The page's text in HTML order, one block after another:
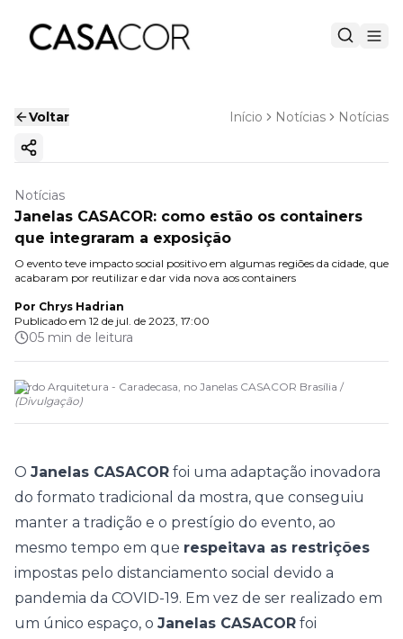
Voltar Início Notícias Notícias
Copiar link
Notícias
Janelas CASACOR: como estão os containers
que integraram a exposição
O evento teve impacto social positivo em algumas regiões da cidade, que
acabaram por reutilizar e dar vida nova aos containers
Por Chrys Hadrian
Publicado em 12 de jul. de 2023, 17:00
05 min de leitura
Zardo Arquitetura - Caradecasa, no Janelas CASACOR Brasília /
(Divulgação)
O Janelas CASACOR foi uma adaptação inovadora
do formato tradicional da mostra, que conseguiu
manter a tradição e o prestígio do evento, ao
mesmo tempo em que respeitava as restrições
impostas pelo distanciamento social devido a
pandemia da COVID-19. Em vez de ser realizado em
um único espaço, o Janelas CASACOR foi